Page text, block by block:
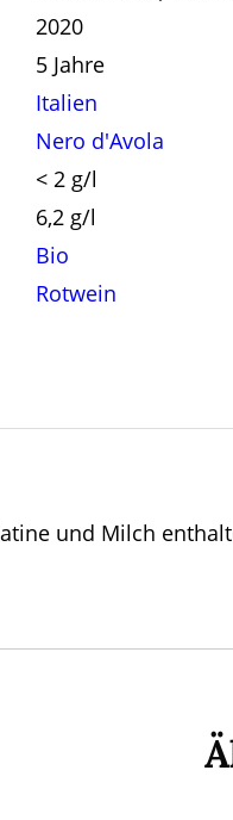
2020
5 Jahre
Italien
Nero d'Avola
< 2 g/l
6,2 g/l
Bio
Rotwein
und Milch